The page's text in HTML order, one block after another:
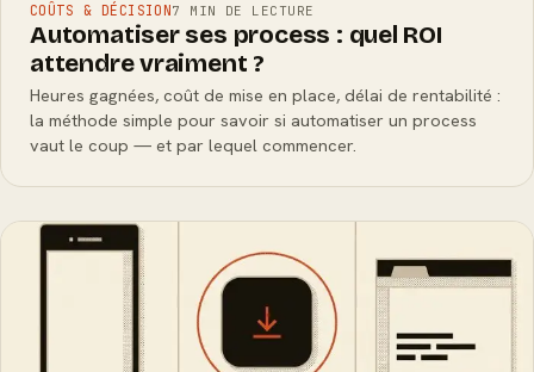
COÛTS & DÉCISION7 MIN DE LECTURE
Automatiser ses process : quel ROI
attendre vraiment ?
Heures gagnées, coût de mise en place, délai de rentabilité :
la méthode simple pour savoir si automatiser un process
vaut le coup — et par lequel commencer.